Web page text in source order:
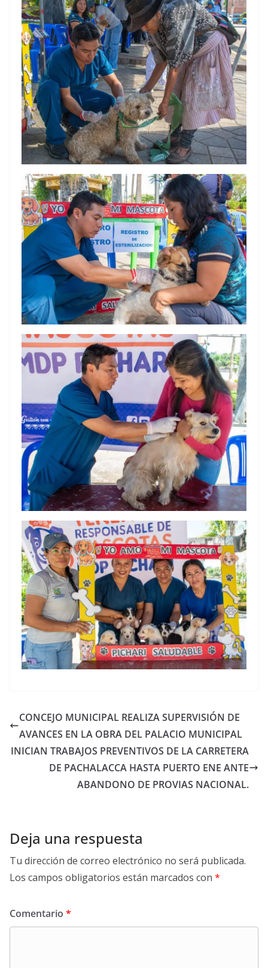
CONCEJO MUNICIPAL REALIZA SUPERVISIÓN DE
AVANCES EN LA OBRA DEL PALACIO MUNICIPAL
INICIAN TRABAJOS PREVENTIVOS DE LA CARRETERA
DE PACHALACCA HASTA PUERTO ENE ANTE
ABANDONO DE PROVIAS NACIONAL.
Deja una respuesta
Tu dirección de correo electrónico no será publicada.
Los campos obligatorios están marcados con *
Comentario *